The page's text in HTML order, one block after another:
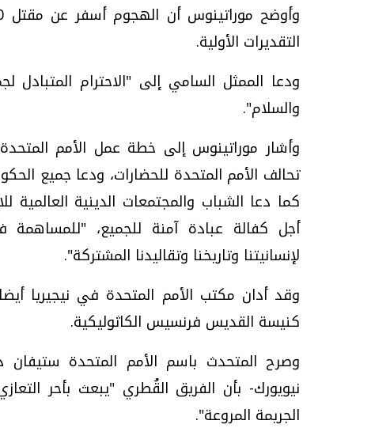
التقديرات الأولية.
ودعا الممثل السامي إلى "الاحترام المتبادل
والسلام".
وأشار موراتينوس إلى خطة عمل الأمم
تحالف الأمم المتحدة للحضارات، ودعا جميع
كما دعا الشباب والمجتمعات الدينية العالمية
أجل كفالة عبادة آمنة للجميع، "للمساهمة
لإنسانيتنا وتاريخنا وتقاليدنا المشتركة".
وقد أدان مكتب الأمم المتحدة في نيجيريا
كنيسة القديس فرنسيس الكاثوليكية.
وصرح المتحدث باسم الأمم المتحدة
نيويورك- بأن الفريق القُطري "يبعث بأحر
الجريمة المروعة".